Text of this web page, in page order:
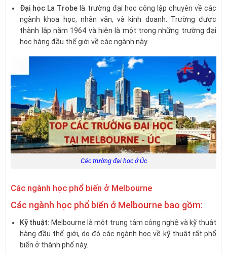
Đại học La Trobe là trường đại học công lập chuyên về các
ngành khoa học, nhân văn, và kinh doanh. Trường được
thành lập năm 1964 và hiện là một trong những trường đại
học hàng đầu thế giới về các ngành này.
Các trường đại học ở Úc
Các ngành học phổ biến ở Melbourne
Các ngành học phổ biến ở Melbourne bao gồm:
Kỹ thuật: Melbourne là một trung tâm công nghệ và kỹ thuật
hàng đầu thế giới, do đó các ngành học về kỹ thuật rất phổ
biến ở thành phố này.